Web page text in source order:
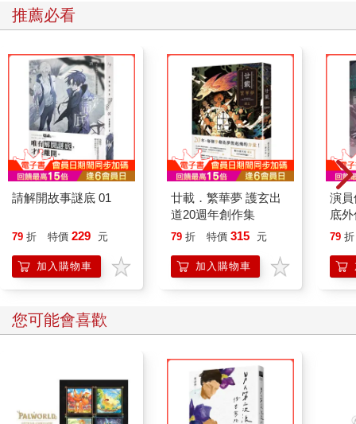
推薦必看
請解開故事謎底 01
79 折 特價 229 元
加入購物車
廿載．繁華夢 護玄出
道20週年創作集
79 折 特價 315 元
加入購物車
演
底
79 折
您可能會喜歡